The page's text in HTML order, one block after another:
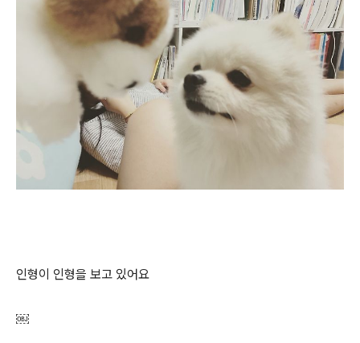
인형이 인형을 보고 있어요
￼​